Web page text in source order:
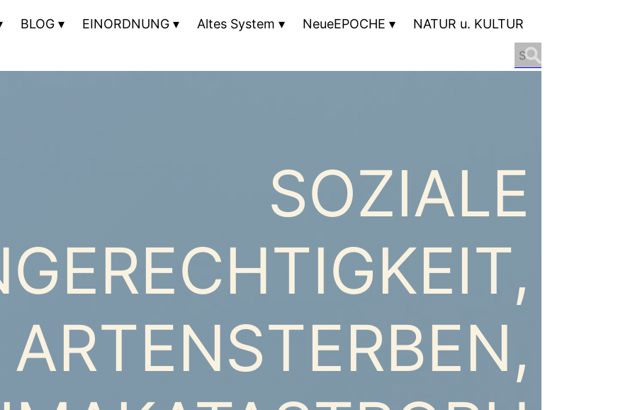
BLOG EINORDNUNG Altes System NeueEPOCHE NATUR u. KULTUR
SOZIALE
ARTENSTERBEN,